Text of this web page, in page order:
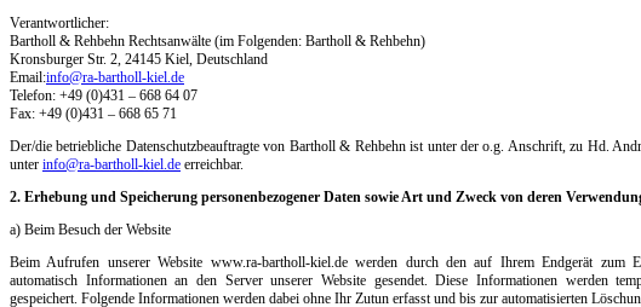
Verantwortlicher:
Bartholl & Rehbehn Rechtsanwälte (im Folgenden: Bartholl & Rehbehn)
Kronsburger Str. 2, 24145 Kiel, Deutschland
Email:info@ra-bartholl-kiel.de
Telefon: +49 (0)431 – 668 64 07
Fax: +49 (0)431 – 668 65 71
Der/die betriebliche Datenschutzbeauftragte von Bartholl & Rehbehn ist unter der o.g. Anschrift, zu Hd.
unter info@ra-bartholl-kiel.de erreichbar.
2. Erhebung und Speicherung personenbezogener Daten sowie Art und Zweck von deren
a) Beim Besuch der Website
Beim Aufrufen unserer Website www.ra-bartholl-kiel.de werden durch den auf Ihrem Endgerät zum
automatisch Informationen an den Server unserer Website gesendet. Diese Informationen werden
gespeichert. Folgende Informationen werden dabei ohne Ihr Zutun erfasst und bis zur automatisierten